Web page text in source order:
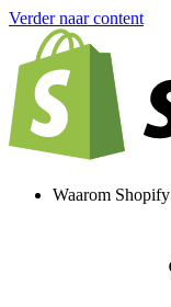
Verder naar content
Waarom Shopify